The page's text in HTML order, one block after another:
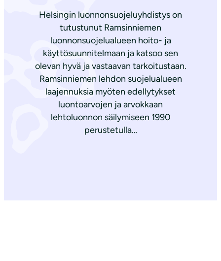
Helsingin luonnonsuojeluyhdistys on
tutustunut Ramsinniemen
luonnonsuojelualueen hoito- ja
käyttösuunnitelmaan ja katsoo sen
olevan hyvä ja vastaavan tarkoitustaan.
Ramsinniemen lehdon suojelualueen
laajennuksia myöten edellytykset
luontoarvojen ja arvokkaan
lehtoluonnon säilymiseen 1990
perustetulla…